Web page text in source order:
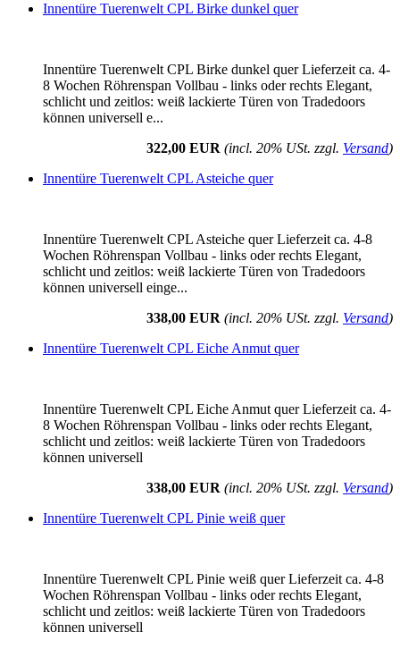
Innentüre Tuerenwelt CPL Birke dunkel quer
Innentüre Tuerenwelt CPL Birke dunkel quer Lieferzeit ca. 4-
8 Wochen Röhrenspan Vollbau - links oder rechts Elegant,
schlicht und zeitlos: weiß lackierte Türen von Tradedoors
können universell e...
322,00 EUR (incl. 20% USt. zzgl. Versand)
Innentüre Tuerenwelt CPL Asteiche quer
Innentüre Tuerenwelt CPL Asteiche quer Lieferzeit ca. 4-8
Wochen Röhrenspan Vollbau - links oder rechts Elegant,
schlicht und zeitlos: weiß lackierte Türen von Tradedoors
können universell einge...
338,00 EUR (incl. 20% USt. zzgl. Versand)
Innentüre Tuerenwelt CPL Eiche Anmut quer
Innentüre Tuerenwelt CPL Eiche Anmut quer Lieferzeit ca. 4-
8 Wochen Röhrenspan Vollbau - links oder rechts Elegant,
schlicht und zeitlos: weiß lackierte Türen von Tradedoors
können universell
338,00 EUR (incl. 20% USt. zzgl. Versand)
Innentüre Tuerenwelt CPL Pinie weiß quer
Innentüre Tuerenwelt CPL Pinie weiß quer Lieferzeit ca. 4-8
Wochen Röhrenspan Vollbau - links oder rechts Elegant,
schlicht und zeitlos: weiß lackierte Türen von Tradedoors
können universell